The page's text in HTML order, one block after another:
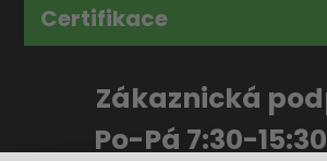
Certifikace
Zákaznická
Po-Pá 7:30-